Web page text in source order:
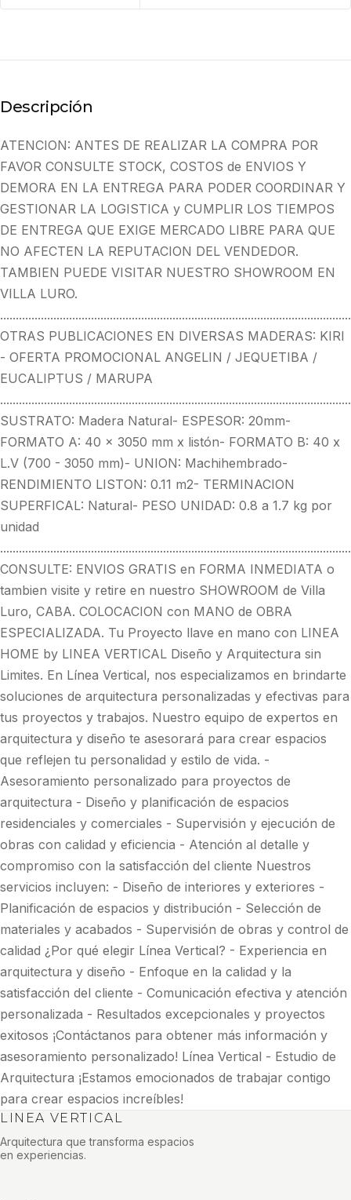
Descripción
ATENCION: ANTES DE REALIZAR LA COMPRA POR
FAVOR CONSULTE STOCK, COSTOS de ENVIOS Y
DEMORA EN LA ENTREGA PARA PODER COORDINAR Y
GESTIONAR LA LOGISTICA y CUMPLIR LOS TIEMPOS
DE ENTREGA QUE EXIGE MERCADO LIBRE PARA QUE
NO AFECTEN LA REPUTACION DEL VENDEDOR.
TAMBIEN PUEDE VISITAR NUESTRO SHOWROOM EN
VILLA LURO.
OTRAS PUBLICACIONES EN DIVERSAS MADERAS: KIRI
- OFERTA PROMOCIONAL ANGELIN / JEQUETIBA /
EUCALIPTUS / MARUPA
SUSTRATO: Madera Natural- ESPESOR: 20mm-
FORMATO A: 40 x 3050 mm x listón- FORMATO B: 40 x
L.V (700 - 3050 mm)- UNION: Machihembrado-
RENDIMIENTO LISTON: 0.11 m2- TERMINACION
SUPERFICAL: Natural- PESO UNIDAD: 0.8 a 1.7 kg por
unidad
CONSULTE: ENVIOS GRATIS en FORMA INMEDIATA o
tambien visite y retire en nuestro SHOWROOM de Villa
Luro, CABA. COLOCACION con MANO de OBRA
ESPECIALIZADA. Tu Proyecto llave en mano con LINEA
HOME by LINEA VERTICAL Diseño y Arquitectura sin
Limites. En Línea Vertical, nos especializamos en brindarte
soluciones de arquitectura personalizadas y efectivas para
tus proyectos y trabajos. Nuestro equipo de expertos en
arquitectura y diseño te asesorará para crear espacios
que reflejen tu personalidad y estilo de vida. -
Asesoramiento personalizado para proyectos de
arquitectura - Diseño y planificación de espacios
residenciales y comerciales - Supervisión y ejecución de
obras con calidad y eficiencia - Atención al detalle y
compromiso con la satisfacción del cliente Nuestros
servicios incluyen: - Diseño de interiores y exteriores -
Planificación de espacios y distribución - Selección de
materiales y acabados - Supervisión de obras y control de
calidad ¿Por qué elegir Línea Vertical? - Experiencia en
arquitectura y diseño - Enfoque en la calidad y la
satisfacción del cliente - Comunicación efectiva y atención
personalizada - Resultados excepcionales y proyectos
exitosos ¡Contáctanos para obtener más información y
asesoramiento personalizado! Línea Vertical - Estudio de
Arquitectura ¡Estamos emocionados de trabajar contigo
para crear espacios increíbles!
LINEA VERTICAL
Arquitectura que transforma espacios
en experiencias.